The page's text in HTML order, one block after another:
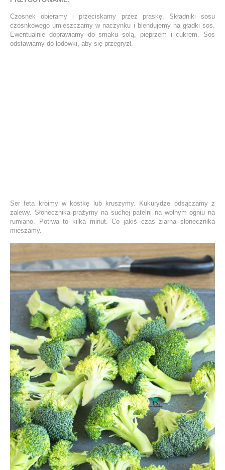
Czosnek obieramy i przeciskamy przez praskę. Składniki sosu
czosnkowego umieszczamy w naczynku i blendujemy na gładki sos.
Ewentualnie doprawiamy do smaku solą, pieprzem i cukrem. Sos
odstawiamy do lodówki, aby się przegryzł.
Ser feta kroimy w kostkę lub kruszymy. Kukurydze odsączamy z
zalewy. Słonecznika prażymy na suchej patelni na wolnym ogniu na
rumiano. Potrwa to kilka minut. Co jakiś czas ziarna słonecznika
mieszamy.